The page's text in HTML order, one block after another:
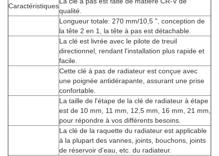
Caractéristiques
qualité.
Longueur totale: 270 mm/10,5 ", conception de
la tête 2 en 1, la tête à pas est détachable.
La clé est livrée avec le pilote de treuil
directionnel, rendant l'installation plus rapide et
facile.
Cette clé à pas de radiateur est conçue avec
une poignée antidérapante, assurant une prise
confortable.
La taille de l'étape de la clé de radiateur à étape
est de 10 mm, 11 mm, 12,5 mm, 16 mm, 21 mm,
pour répondre à vos différents besoins.
La clé de la raquette du radiateur est applicable
à la plupart des vannes, joints, bouchons, joints
de réservoir d'eau, etc. du radiateur.